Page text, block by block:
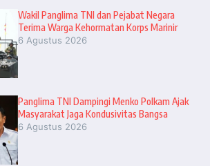
Wakil Panglima TNI dan Pejabat Negara
Terima Warga Kehormatan Korps Marinir
6 Agustus 2026
Panglima TNI Dampingi Menko Polkam Ajak
Masyarakat Jaga Kondusivitas Bangsa
6 Agustus 2026